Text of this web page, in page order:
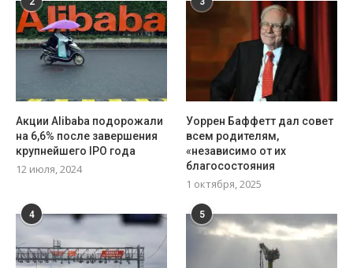
Акции Alibaba подорожали
на 6,6% после завершения
крупнейшего IPO года
12 июля, 2024
Уоррен Баффетт дал совет
всем родителям,
«независимо от их
благосостояния
1 октября, 2025
4 5